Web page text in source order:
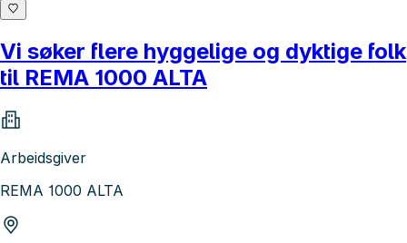
Vi søker flere hyggelige og dyktige folk
til REMA 1000 ALTA
Arbeidsgiver
REMA 1000 ALTA